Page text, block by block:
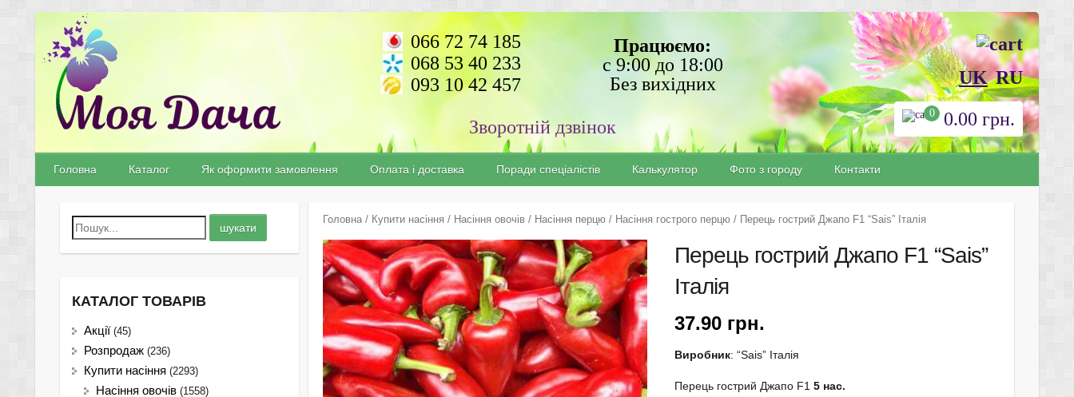
066 72 74 185
068 53 40 233
093 10 42 457
Працюємо:
с 9:00 до 18:00
Без вихідних
UK RU
0 0.00 грн.
Зворотній дзвінок
Головна Каталог Як оформити замовлення Оплата і доставка Поради спеціалістів Калькулятор Фото з городу Контакти
Головна/ Купити насіння / Насіння овочів/ Насіння перцю/ Насіння гострого перцю/ Перець гострий Джапо F1 “Sais” Італія
Перець гострий Джапо F1 “Sais”
Італія
37.90 грн.
Виробник: “Sais” Італія
Перець гострий Джапо F15 нас.
КАТАЛОГ ТОВАРІВ
Акції (45)
Розпродаж (236)
Купити насіння (2293)
Насіння овочів (1558)